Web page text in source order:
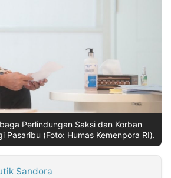
Perlindungan Saksi dan Korban
Pasaribu (Foto: Humas Kemenpora RI).
Sandora